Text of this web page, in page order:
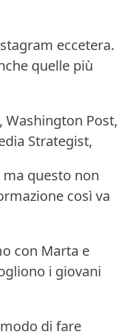
eccetera.
quelle più
Post,
Strategist,
questo non
così va
con Marta e
i giovani
di fare